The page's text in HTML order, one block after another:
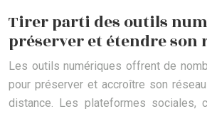
Tirer parti des outils
préserver et étendre son
Les outils numériques offrent de
pour préserver et accroître son
distance. Les plateformes sociales,